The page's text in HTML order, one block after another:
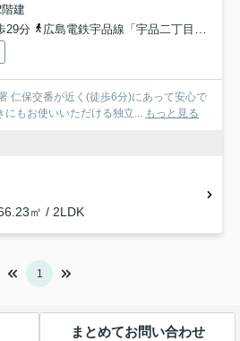
建
29分
広島電鉄宇品線「宇品二丁目」駅 徒歩43分
仁保交番が近く(徒歩6分)にあって安心で
もお使いいただける独立... もっと見る
㎡ / 2LDK
1
まとめてお問い合わせ